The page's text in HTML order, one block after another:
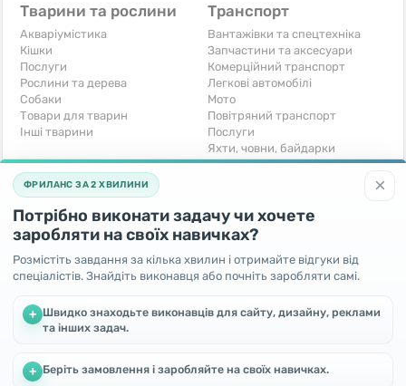
Тварини та рослини
Акваріумістика
Кішки
Послуги
Рослини та дерева
Собаки
Товари для тварин
Інші тварини
Транспорт
Вантажівки та спецтехніка
Запчастини та аксесуари
Комерційний транспорт
Легкові автомобілі
Мото
Повітряний транспорт
Послуги
Яхти, човни, байдарки
Інші транспортні засоби
Хобі та відпочинок
Книги та журнали
Музичні інструменти
Полювання та рибальство
Спорт і відпочинок
Iнше
Готовий бізнес
Устаткування для бізнесу
Iнше
Безкоштовно
Віддам безкоштовно
Прийму в дар
×
ФРИЛАНС ЗА 2 ХВИЛИНИ
Потрібно виконати задачу чи хочете
заробляти на своїх навичках?
Розмістіть завдання за кілька хвилин і отримайте відгуки від
спеціалістів. Знайдіть виконавця або почніть заробляти самі.
+ Швидко знаходьте виконавців для сайту, дизайну, реклами
та інших задач.
+ Беріть замовлення і заробляйте на своїх навичках.
Ми використовуємо файли cookie, щоб покращити роботу та